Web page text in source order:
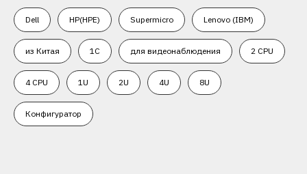
Dell HP(HPE) Supermicro Lenovo (IBM)
из Китая 1С для видеонаблюдения 2 CPU
4 CPU 1U 2U 4U 8U
Конфигуратор